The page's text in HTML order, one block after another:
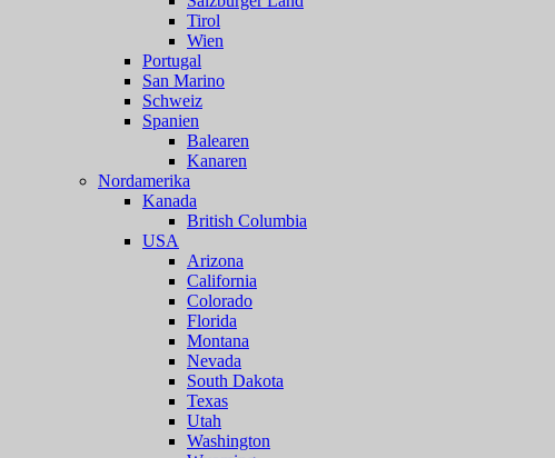
Tirol
Wien
Portugal
San Marino
Schweiz
Spanien
Balearen
Kanaren
Nordamerika
Kanada
British Columbia
USA
Arizona
California
Colorado
Florida
Montana
Nevada
South Dakota
Texas
Utah
Washington